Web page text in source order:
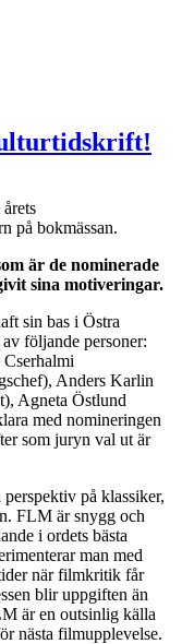
på bokmässan.
är de nominerade
sina motiveringar.
sin bas i Östra
följande personer:
Anders Karlin
Agneta Östlund
med nomineringen
som juryn val ut är
på klassiker,
FLM är snygg och
i ordets bästa
man med
när filmkritik får
blir uppgiften än
är en outsinlig källa
nästa filmupplevelse.